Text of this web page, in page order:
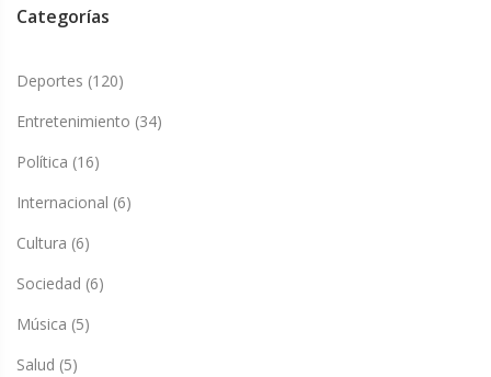
Categorías
Deportes (120)
Entretenimiento (34)
Política (16)
Internacional (6)
Cultura (6)
Sociedad (6)
Música (5)
Salud (5)